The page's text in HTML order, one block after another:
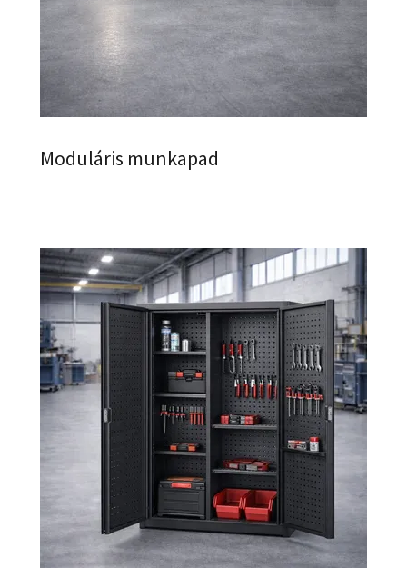
Moduláris munkapad